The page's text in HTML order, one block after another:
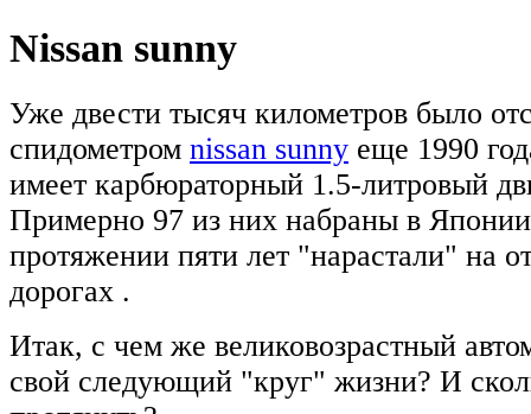
Nissan sunny
Уже двести тысяч километров было
спидометром nissan sunny еще 1990
имеет карбюраторный 1.5-литровый
Примерно 97 из них набраны в
протяжении пяти лет "нарастали" на
дорогах .
Итак, с чем же великовозрастный
свой следующий "круг" жизни? И